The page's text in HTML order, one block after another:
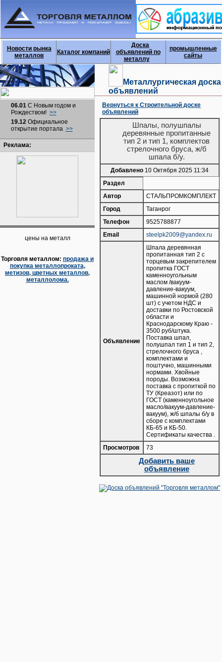
Новости рынка
металлов
Каталог компаний
Доска
объявлений по
металлу
промышленные
сайты
06.01С Новым годом и
Рождеством! >>
19.12Официальное
открытие портала >>
Реклама:
цены на металл
Торговля металлом: продажа и
покупка металлопроката,
метизов, цветных металлов,
металлолома.
Металлургическая доска
объявлений
Вернуться к Строительной доске
объявлений
Шпалы, полушпалы
деревянные пропитанные
тип 2 и тип 1, комплектов
стрелочного бруса, ж/б
шпала б/у.
Добавлено 10 Октября 2025 11:34
Раздел
Автор
СТАЛЬПРОМКОМПЛЕКТ
Город
Таганрог
Телефон
9525788877
Email
steelpk2009@yandex.ru
Объявление
Шпала деревянная
пропитанная тип 2 с
торцевым закрепителем
пропитка ГОСТ
каменноугольным
маслом /вакуум-
давление-вакуум,
машинной нормой (280
шт) с учетом НДС и
доставки по Ростовской
области и
Краснодарскому Краю -
3500 руб/штука.
Поставка шпал,
полушпал тип 1 и тип 2,
стрелочного бруса ,
комплектами и
поштучно, машинными
нормами. Хвойные
породы. Возможна
поставка с пропиткой по
ТУ (Креазот) или по
ГОСТ (каменноугольное
масло/вакуум-давление-
вакуум), ж/б шпалы б/у в
сборе с комплектами
КБ-65 и КБ-50.
Сертификаты качества .
Просмотров
73
Добавить ваше
объявление